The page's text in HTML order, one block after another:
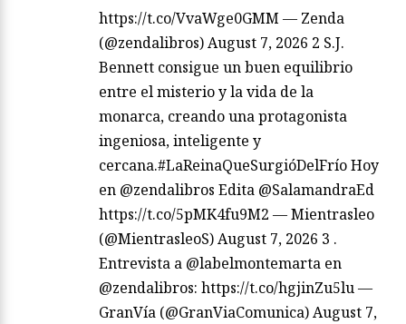
https://t.co/VvaWge0GMM — Zenda
(@zendalibros) August 7, 2026 2 S.J.
Bennett consigue un buen equilibrio
entre el misterio y la vida de la
monarca, creando una protagonista
ingeniosa, inteligente y
cercana.#LaReinaQueSurgióDelFrío Hoy
en @zendalibros Edita @SalamandraEd
https://t.co/5pMK4fu9M2 — Mientrasleo
(@MientrasleoS) August 7, 2026 3 .
Entrevista a @labelmontemarta en
@zendalibros: https://t.co/hgjinZu5lu —
GranVía (@GranViaComunica) August 7,